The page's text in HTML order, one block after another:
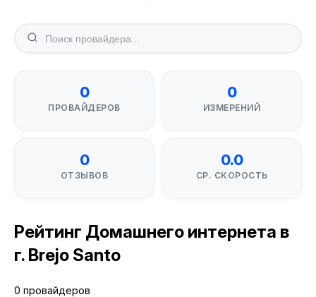
0
ПРОВАЙДЕРОВ
0
ИЗМЕРЕНИЙ
0
ОТЗЫВОВ
0.0
СР. СКОРОСТЬ
Рейтинг Домашнего интернета в
г. Brejo Santo
0 провайдеров